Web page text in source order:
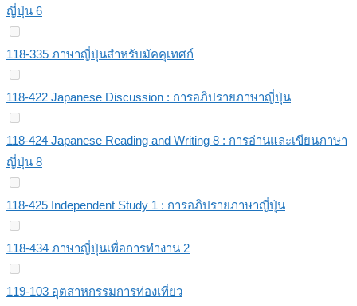
ญี่ปุ่น 6
118-335 ภาษาญี่ปุ่นสำหรับมัคคุเทศก์
118-422 Japanese Discussion : การอภิปรายภาษาญี่ปุ่น
118-424 Japanese Reading and Writing 8 : การอ่านและเขียนภาษา
ญี่ปุ่น 8
118-425 Independent Study 1 : การอภิปรายภาษาญี่ปุ่น
118-434 ภาษาญี่ปุ่นเพื่อการทำงาน 2
119-103 อุตสาหกรรมการท่องเที่ยว